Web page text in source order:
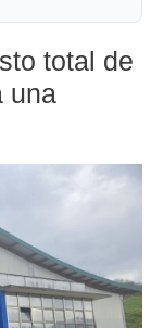
total de
una